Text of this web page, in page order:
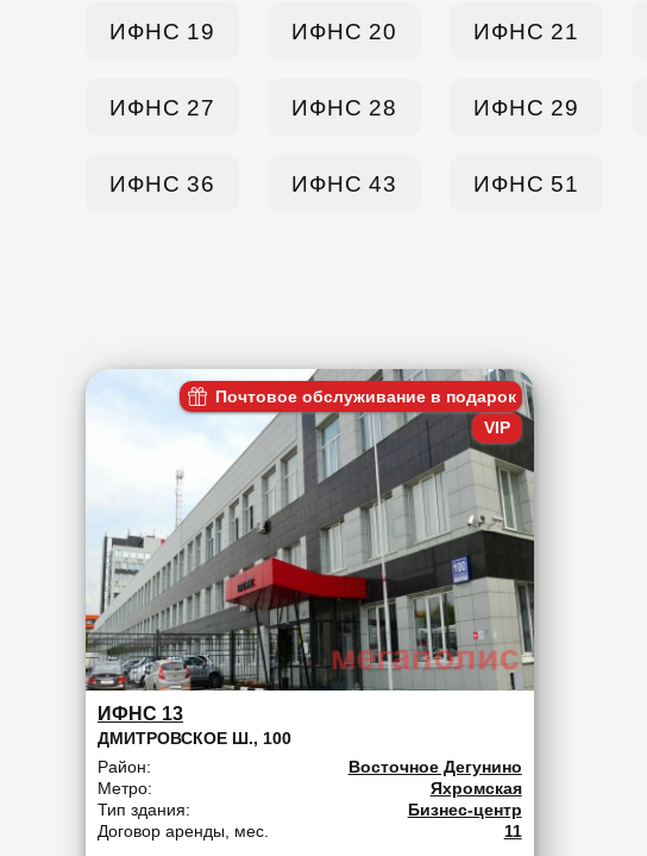
ИФНС 19 ИФНС 20 ИФНС 21
ИФНС 27 ИФНС 28 ИФНС 29
ИФНС 36 ИФНС 43 ИФНС 51
Почтовое обслуживание в подарок
VIP
ИФНС 13
ДМИТРОВСКОЕ Ш., 100
Район:
Восточное Дегунино
Метро:
Яхромская
Тип здания:
Бизнес-центр
Договор аренды, мес.
11